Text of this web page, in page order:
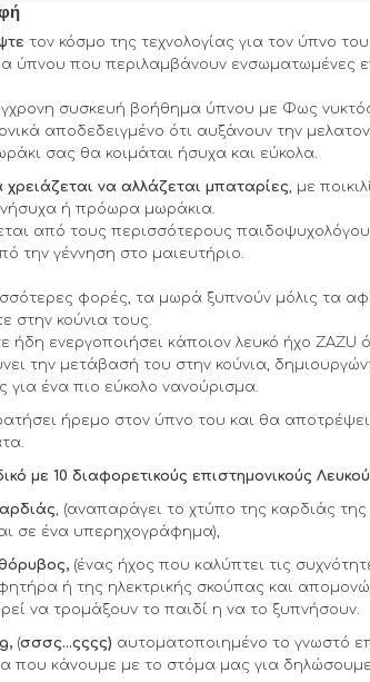
τον κόσμο της τεχνολογίας για τον ύπνο
ύπνου που περιλαμβάνουν ενσωματωμένες
συσκευή βοήθημα ύπνου με Φως
αποδεδειγμένο ότι αυξάνουν την
σας θα κοιμάται ήσυχα και εύκολα.
χρειάζεται να αλλάζεται μπαταρίες, με
ή πρόωρα μωράκια.
από τους περισσότερους
την γέννηση στο μαιευτήριο.
φορές, τα μωρά ξυπνούν μόλις τα
στην κούνια τους.
ήδη ενεργοποιήσει κάποιον λευκό ήχο ZAZU
την μετάβασή του στην κούνια,
για ένα πιο εύκολο νανούρισμα.
ήρεμο στον ύπνο του και θα
με 10 διαφορετικούς επιστημονικούς
, (αναπαράγει το χτύπο της καρδιάς
σε ένα υπερηχογράφημα),
(ένας ήχος που καλύπτει τις
ή της ηλεκτρικής σκούπας και
να τρομάξουν το παιδί η να το ξυπνήσουν.
(σσσς…ςςςς) αυτοματοποιημένο το γνωστό
που κάνουμε με το στόμα μας για δηλώσουμε